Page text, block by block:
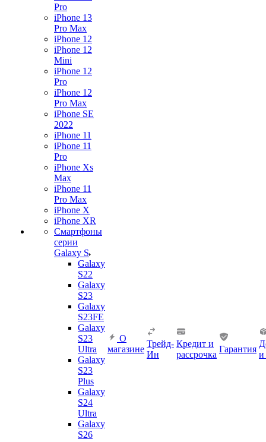
Pro
iPhone 13
Pro Max
iPhone 12
iPhone 12
Mini
iPhone 12
Pro
iPhone 12
Pro Max
iPhone SE
2022
iPhone 11
iPhone 11
Pro
iPhone Xs
Max
iPhone 11
Pro Max
iPhone X
iPhone XR
Смартфоны
серии
Galaxy S
Galaxy
S22
Galaxy
S23
Galaxy
S23FE
Galaxy
S23
Ultra
Galaxy
S23
Plus
Galaxy
S24
Ultra
Galaxy
S26
О
магазине
Трейд-
Ин
Кредит и
рассрочка
Гарантия
и